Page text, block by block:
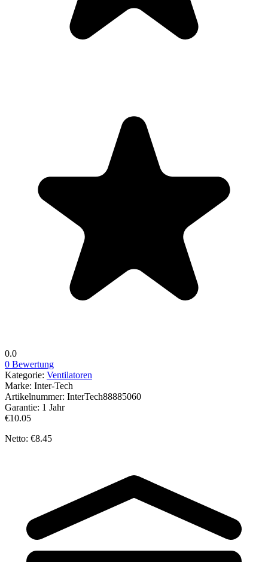
0.0
0 Bewertung
Kategorie: Ventilatoren
Marke: Inter-Tech
Artikelnummer: InterTech88885060
Garantie: 1 Jahr
€10.05
Netto: €8.45